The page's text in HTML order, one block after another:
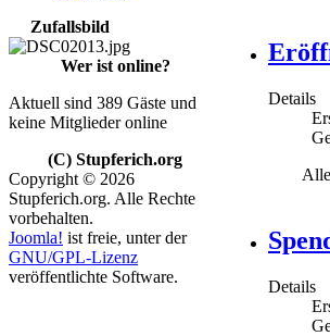
Zufallsbild
Wer ist online?
Aktuell sind 389 Gäste und
keine Mitglieder online
(C) Stupferich.org
Copyright © 2026
Stupferich.org. Alle Rechte
vorbehalten.
Joomla! ist freie, unter der
GNU/GPL-Lizenz
veröffentlichte Software.
Details
Alle
Details